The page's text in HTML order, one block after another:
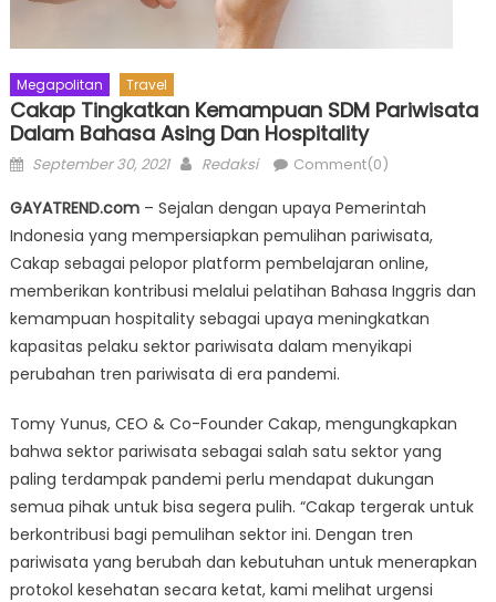
Megapolitan Travel
Cakap Tingkatkan Kemampuan SDM Pariwisata
Dalam Bahasa Asing Dan Hospitality
Posted
September 30, 2021 Author
Redaksi Comment(0)
GAYATREND.com– Sejalan dengan upaya Pemerintah
Indonesia yang mempersiapkan pemulihan pariwisata,
Cakap sebagai pelopor platform pembelajaran online,
memberikan kontribusi melalui pelatihan Bahasa Inggris dan
kemampuan hospitality sebagai upaya meningkatkan
kapasitas pelaku sektor pariwisata dalam menyikapi
perubahan tren pariwisata di era pandemi.
Tomy Yunus, CEO & Co-Founder Cakap, mengungkapkan
bahwa sektor pariwisata sebagai salah satu sektor yang
paling terdampak pandemi perlu mendapat dukungan
semua pihak untuk bisa segera pulih. “Cakap tergerak untuk
berkontribusi bagi pemulihan sektor ini. Dengan tren
pariwisata yang berubah dan kebutuhan untuk menerapkan
protokol kesehatan secara ketat, kami melihat urgensi